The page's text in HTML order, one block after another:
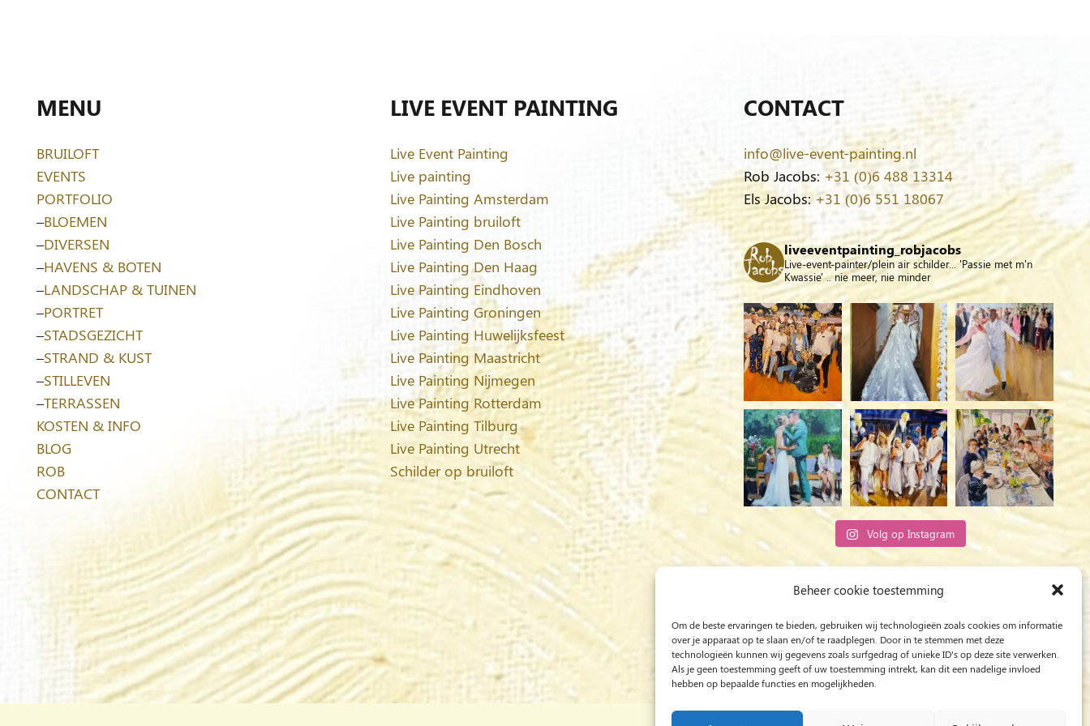
Beheer cookie toestemming
Om de beste ervaringen te bieden, gebruiken wij technologieën zoals cookies om informatie
over je apparaat op te slaan en/of te raadplegen. Door in te stemmen met deze
technologieën kunnen wij gegevens zoals surfgedrag of unieke ID's op deze site verwerken.
Als je geen toestemming geeft of uw toestemming intrekt, kan dit een nadelige invloed
hebben op bepaalde functies en mogelijkheden.
MENU
BRUILOFT
EVENTS
PORTFOLIO
–BLOEMEN
–DIVERSEN
–HAVENS & BOTEN
–LANDSCHAP & TUINEN
–PORTRET
–STADSGEZICHT
–STRAND & KUST
–STILLEVEN
–TERRASSEN
KOSTEN & INFO
BLOG
ROB
CONTACT
LIVE EVENT PAINTING
Live Event Painting
Live painting
Live Painting Amsterdam
Live Painting bruiloft
Live Painting Den Bosch
Live Painting Den Haag
Live Painting Eindhoven
Live Painting Groningen
Live Painting Huwelijksfeest
Live Painting Maastricht
Live Painting Nijmegen
Live Painting Rotterdam
Live Painting Tilburg
Live Painting Utrecht
Schilder op bruiloft
CONTACT
info@live-event-painting.nl
Rob Jacobs: +31 (0)6 488 13314
Els Jacobs:+31 (0)6 551 18067
liveeventpainting_robjacobs
Live-event-painter/plein air schilder... 'Passie met m'n
Kwassie' .. nie meer, nie minder
Volg op Instagram
Rob Jacobs uit ’s-Hertogenbosch is een ‘Plein
bewogen door Licht en Liefde.